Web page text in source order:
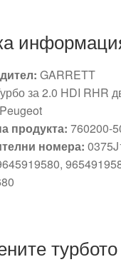
GARRETT
за 2.0 HDI RHR
продукта: 760200-
номера:
турбото